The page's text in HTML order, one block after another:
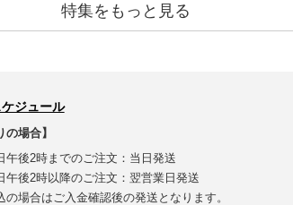
特集をもっと見る
ジュール
の場合】
午後2時までのご注文：当日発送
午後2時以降のご注文：翌営業日発送
場合はご入金確認後の発送となります。